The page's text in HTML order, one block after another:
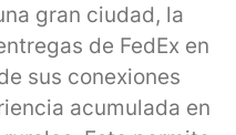
gran ciudad, la
de FedEx en
sus conexiones
acumulada en